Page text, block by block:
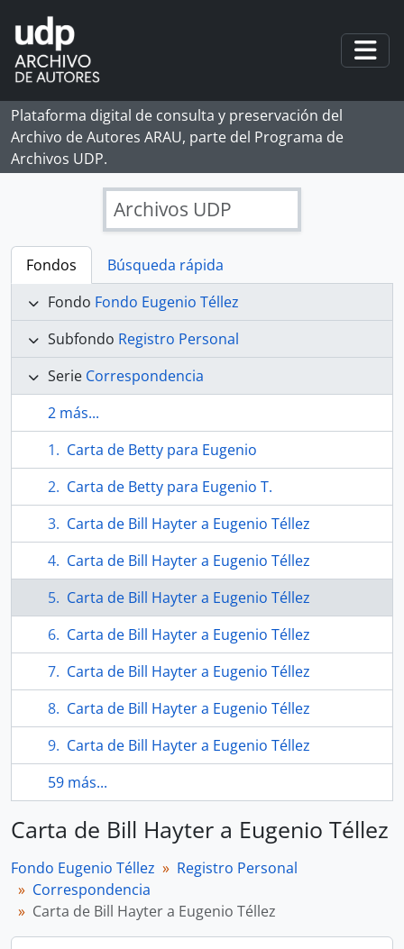
Skip to main content
Plataforma digital de consulta y preservación del
Archivo de Autores ARAU, parte del Programa de
Archivos UDP.
Archivos UDP
Fondos
Búsqueda rápida
Fondo Fondo Eugenio Téllez
Subfondo Registro Personal
Serie Correspondencia
2 más...
Carta de Betty para Eugenio
Carta de Betty para Eugenio T.
Carta de Bill Hayter a Eugenio Téllez
Carta de Bill Hayter a Eugenio Téllez
Carta de Bill Hayter a Eugenio Téllez
Carta de Bill Hayter a Eugenio Téllez
Carta de Bill Hayter a Eugenio Téllez
Carta de Bill Hayter a Eugenio Téllez
Carta de Bill Hayter a Eugenio Téllez
59 más...
Carta de Bill Hayter a Eugenio Téllez
Fondo Eugenio Téllez
Registro Personal
Correspondencia
Carta de Bill Hayter a Eugenio Téllez